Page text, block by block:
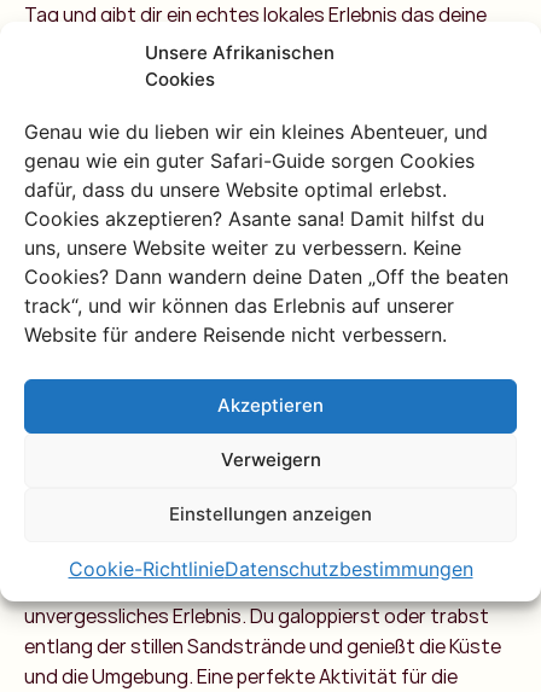
Unsere Afrikanischen
Cookies
Genau wie du lieben wir ein kleines Abenteuer, und
genau wie ein guter Safari-Guide sorgen Cookies
dafür, dass du unsere Website optimal erlebst.
Cookies akzeptieren? Asante sana! Damit hilfst du
uns, unsere Website weiter zu verbessern. Keine
Cookies? Dann wandern deine Daten „Off the beaten
track“, und wir können das Erlebnis auf unserer
Website für andere Reisende nicht verbessern.
Akzeptieren
Verweigern
Einstellungen anzeigen
Cookie-RichtlinieDatenschutzbestimmungen
Tag und gibt dir ein echtes lokales Erlebnis das deine
Wertschätzung für die Gegend vertiefen wird.
Firefly Safari: ein magischer Abend
auf dem Wasser
Für ein einzigartiges Erlebnis nach Sonnenuntergang
kannst du die Firefly Safari ausprobieren. Diese
Aktivität bringt dich mit dem Kajak durch das ruhige
Schilf eines nahen Wasserwegs wo Glühwürmchen um
dich herum funkeln. Es ist eine entspannende und
wunderschöne Art den Tag ausklingen zu lassen, mit
genießt. Eine großartige Möglichkeit die Natur in einem
ganz anderen Licht zu erleben – wortwörtlich!
Reiten am Strand: entlang der
Für eine ruhigere und malerische Art die Schönheit von
Vilanculos zu erleben ist Reiten am Strand ein
unvergessliches Erlebnis. Du galoppierst oder trabst
entlang der stillen Sandstrände und genießt die Küste
und die Umgebung. Eine perfekte Aktivität für die